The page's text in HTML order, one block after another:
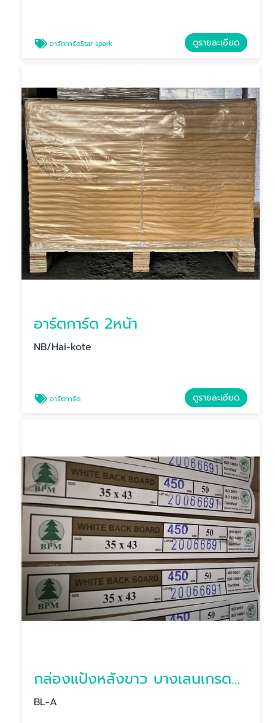
อาร์ตการ์ดStar spark ดูรายละเอียด
อาร์ตการ์ด 2หน้า
NB/Hai-kote
อาร์ตการ์ต ดูรายละเอียด
กล่องแป้งหลังขาว บางเลนเกรดA(BL-Aหลังขาว)
BL-A